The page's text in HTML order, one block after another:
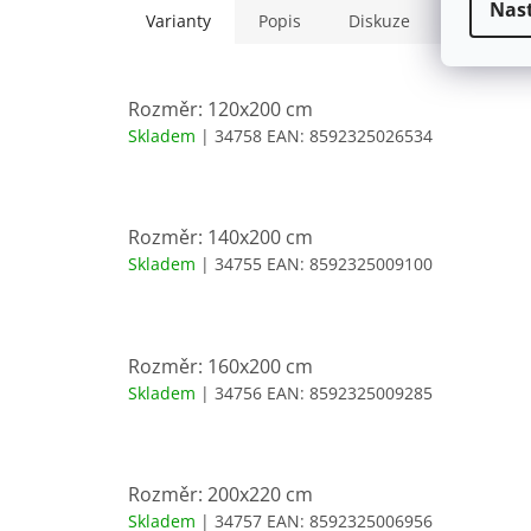
Varianty Popis Diskuze
Rozměr: 120x200 cm
Skladem | 34758 EAN: 8592325026534
Rozměr: 140x200 cm
Skladem | 34755 EAN: 8592325009100
Rozměr: 160x200 cm
Skladem | 34756 EAN: 8592325009285
Rozměr: 200x220 cm
Skladem | 34757 EAN: 8592325006956